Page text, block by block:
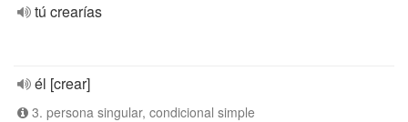
tú crearías
él [crear]
3. persona singular, condicional simple